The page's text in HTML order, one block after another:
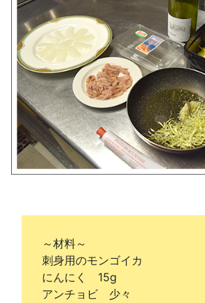
～材料～
刺身用のモンゴイカ
にんにく 15g
アンチョビ 少々